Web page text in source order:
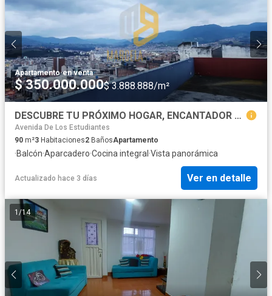
Apartamento·en venta
$ 350.000.000$ 3.888.888/m²
DESCUBRE TU PRÓXIMO HOGAR, ENCANTADOR APARTAMENTO EN VENTA. B/BACHUE
Avenida De Los Estudiantes
90 m²3 Habitaciones2 BañosApartamento
·Balcón·Aparcadero·Cocina integral ·Vista panorámica
Actualizado hace 3 días Ver en detalle
1 /14